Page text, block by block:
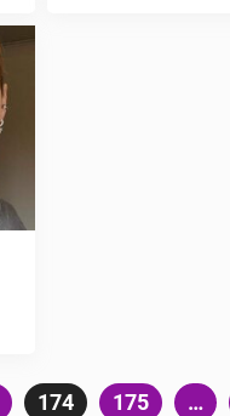
Sidnumrering
Sida
174 Sida
175 …